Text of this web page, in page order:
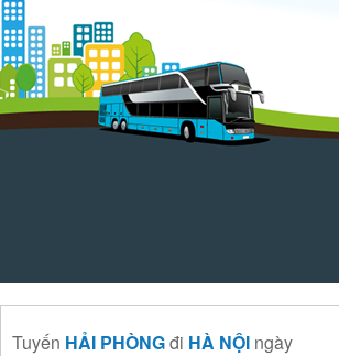
Tuyến HẢI PHÒNGđi HÀ NỘI ngày